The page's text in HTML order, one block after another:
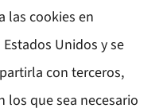
las cookies en
Unidos y se
con terceros,
los que sea necesario